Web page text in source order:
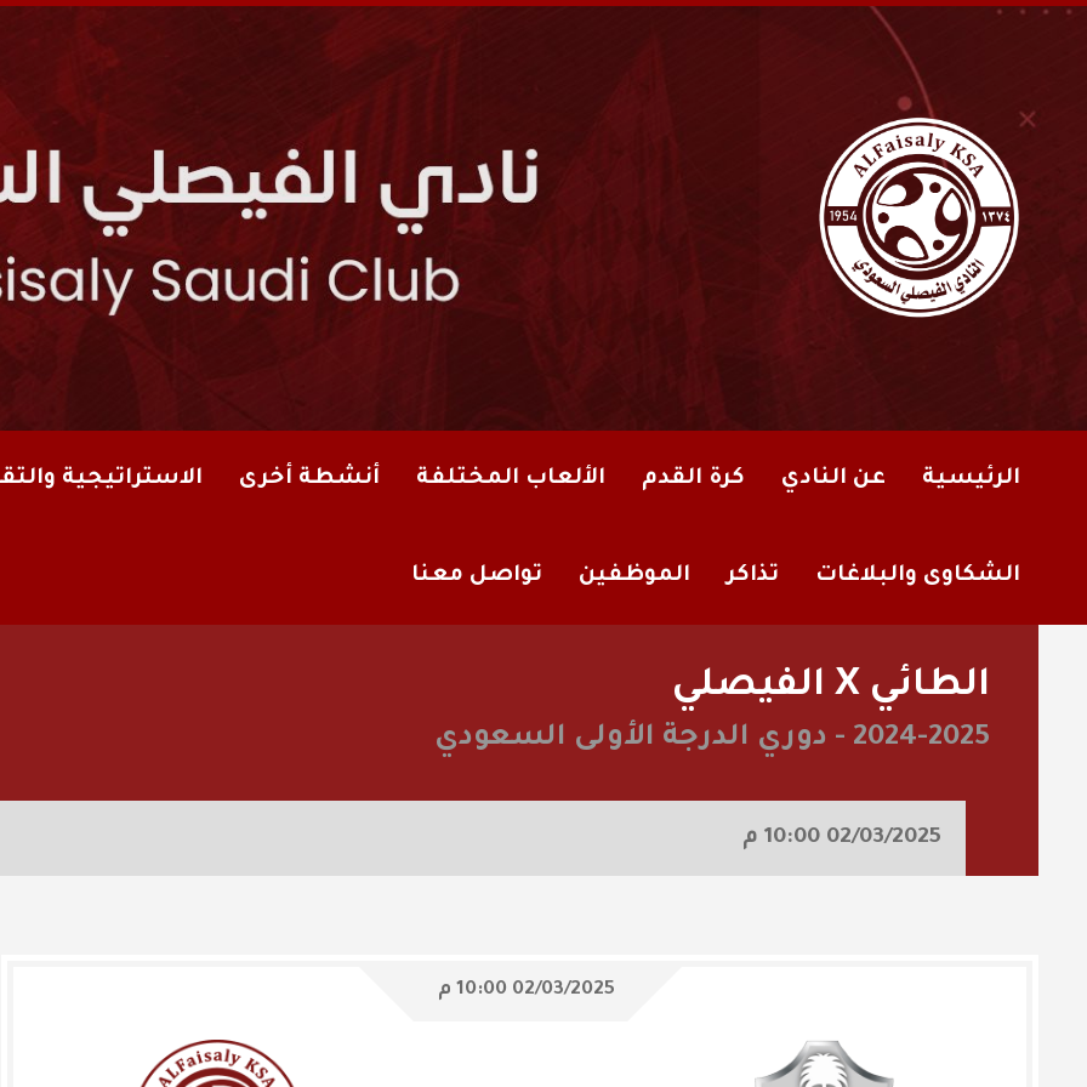
الرئيسية عن النادي كرة القدم الألعاب المختلفة أنشطة أخرى الاستراتيجية
الشكاوى والبلاغات تذاكر الموظفين تواصل معنا
الطائي X الفيصلي
2024-2025
- دوري الدرجة الأولى السعودي
02/03/2025
02/03/2025